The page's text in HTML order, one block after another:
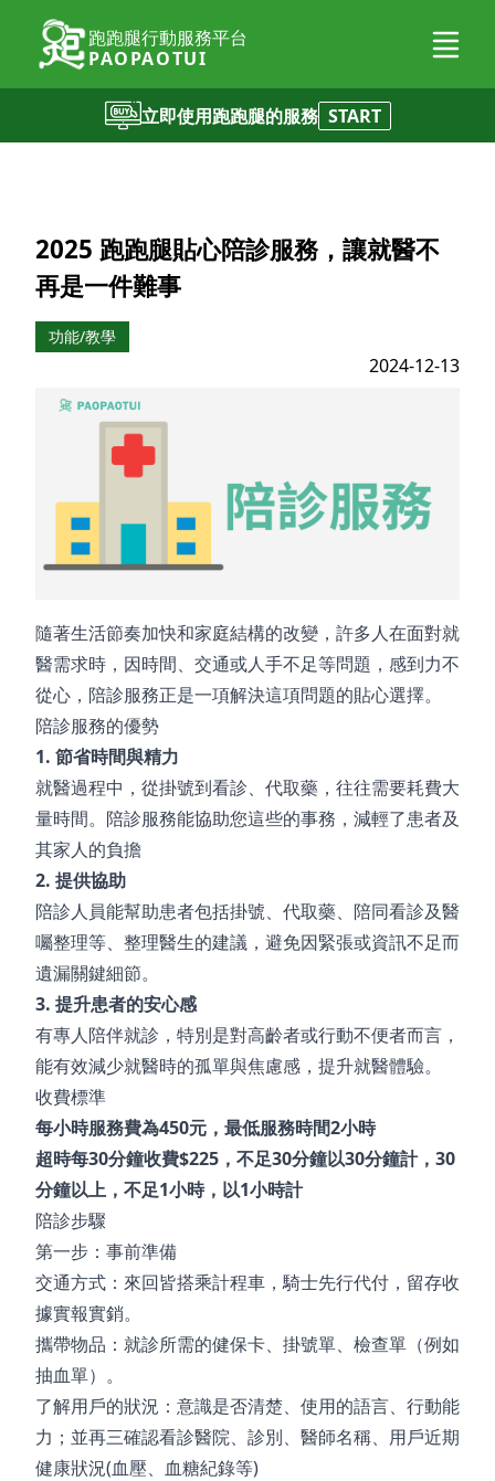
跑跑腿行動服務平台
PAOPAOTUI
立即使用跑跑腿的服務 START
2025 跑跑腿貼心陪診服務，讓就醫不
再是一件難事
功能/教學
2024-12-13
隨著生活節奏加快和家庭結構的改變，許多人在面對就
醫需求時，因時間、交通或人手不足等問題，感到力不
從心，陪診服務正是一項解決這項問題的貼心選擇。
陪診服務的優勢
1. 節省時間與精力
就醫過程中，從掛號到看診、代取藥，往往需要耗費大
量時間。陪診服務能協助您這些的事務，減輕了患者及
其家人的負擔
2. 提供協助
陪診人員能幫助患者包括掛號、代取藥、陪同看診及醫
囑整理等、整理醫生的建議，避免因緊張或資訊不足而
遺漏關鍵細節。
3. 提升患者的安心感
有專人陪伴就診，特別是對高齡者或行動不便者而言，
能有效減少就醫時的孤單與焦慮感，提升就醫體驗。
收費標準
每小時服務費為450元， 最低服務時間2小時
超時每30分鐘收費$225，不足30分鐘以30分鐘計， 30
分鐘以上，不足1小時，以1小時計
陪診步驟
第一步：事前準備
交通方式：來回皆搭乘計程車，騎士先行代付，留存收
據實報實銷。
攜帶物品：就診所需的健保卡、掛號單、檢查單（例如
抽血單）。
了解用戶的狀況：意識是否清楚、使用的語言、行動能
力；並再三確認看診醫院、診別、醫師名稱、用戶近期
健康狀況(血壓、血糖紀錄等)